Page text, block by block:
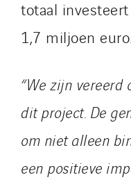
totaal
1,7 miljoen euro.
“We zijn
dit project. De
om niet alleen
een positieve